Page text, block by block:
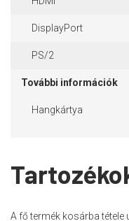
DisplayPort
PS/2
További információk
Hangkártya
A fő termék kosárba tétele